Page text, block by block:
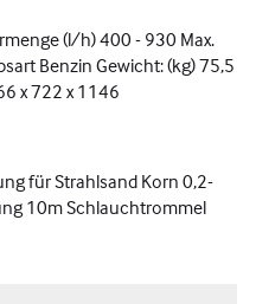
(l/h) 400 - 930 Max.
Benzin Gewicht: (kg) 75,5
x 722 x 1146
für Strahlsand Korn 0,2-
10m Schlauchtrommel